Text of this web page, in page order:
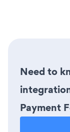
Need to
Payment